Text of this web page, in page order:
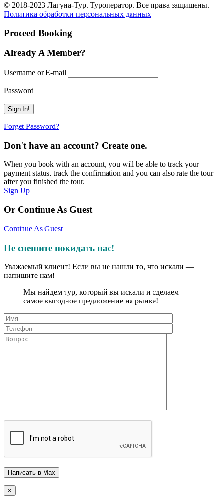
© 2018-2023 Лагуна-Тур. Туроператор. Все права защищены.
Политика обработки персональных данных
Proceed Booking
Already A Member?
Username or E-mail
Password
Forget Password?
Don't have an account? Create one.
When you book with an account, you will be able to track your
payment status, track the confirmation and you can also rate the tour
after you finished the tour.
Sign Up
Or Continue As Guest
Continue As Guest
Не спешите покидать нас!
Уважаемый клиент! Если вы не нашли то, что искали —
напишите нам!
Мы найдем тур, который вы искали и сделаем
самое выгодное предложение на рынке!
×